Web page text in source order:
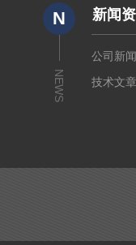
N
NEWS
新闻
公司新
技术文